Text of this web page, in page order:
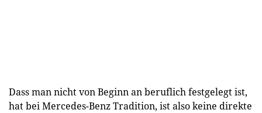
Dass man nicht von Beginn an beruflich festgelegt ist,
hat bei Mercedes-Benz Tradition, ist also keine direkte